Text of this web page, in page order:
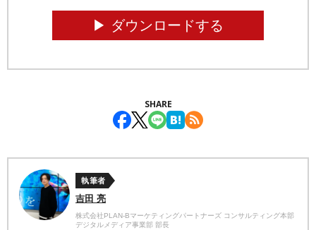
▶︎ ダウンロードする
SHARE
執筆者
吉田 亮
株式会社PLAN-Bマーケティングパートナーズ コンサルティング本部
デジタルメディア事業部 部長